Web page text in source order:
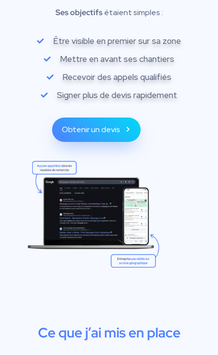
Ses objectifsétaient simples :
Être visible en premier sur sa zone
Mettre en avant ses chantiers
Recevoir des appels qualifiés
Signer plus de devis rapidement
Obtenir un devis
Ce que j’ai mis en place